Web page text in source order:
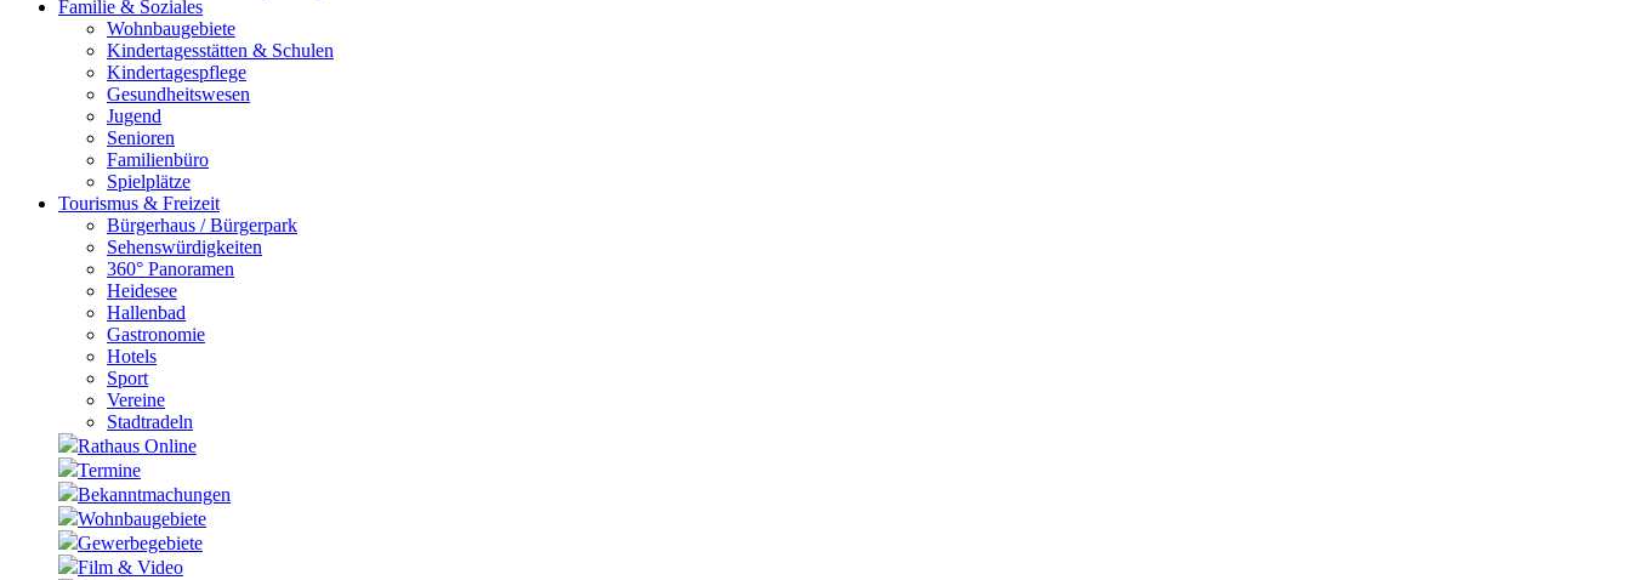
Familie & Soziales
Wohnbaugebiete
Kindertagesstätten & Schulen
Kindertagespflege
Gesundheitswesen
Jugend
Senioren
Familienbüro
Spielplätze
Tourismus & Freizeit
Bürgerhaus / Bürgerpark
Sehenswürdigkeiten
360° Panoramen
Heidesee
Hallenbad
Gastronomie
Hotels
Sport
Vereine
Stadtradeln
Rathaus Online
Termine
Bekanntmachungen
Wohnbaugebiete
Gewerbegebiete
Film & Video